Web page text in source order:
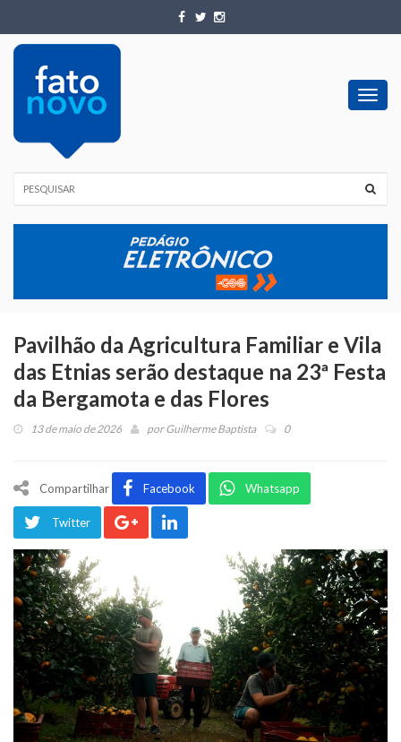
Pavilhão da Agricultura Familiar e Vila
das Etnias serão destaque na 23ª Festa
da Bergamota e das Flores
13 de maio de 2026 porGuilherme Baptista 0
Compartilhar Facebook Whatsapp
Twitter